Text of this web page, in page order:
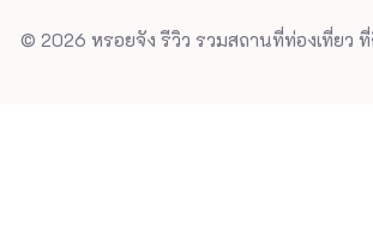
© 2026 หรอยจัง รีวิว รวมสถานที่ท่องเที่ยว